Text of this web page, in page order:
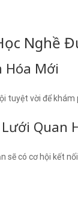
Nghề
Hóa Mới
tuyệt vời để
Quan
sẽ có cơ hội kết